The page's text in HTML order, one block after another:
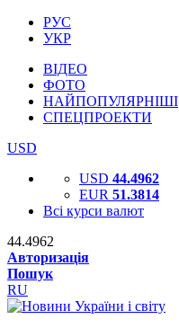
РУС
УКР
ВІДЕО
ФОТО
НАЙПОПУЛЯРНІШІ
СПЕЦПРОЕКТИ
USD
USD 44.4962
EUR 51.3814
Всі курси валют
44.4962
Авторизація
Пошук
RU